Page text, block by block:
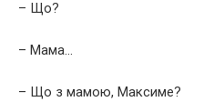
– Що?
– Мама…
– Що з мамою, Максиме?